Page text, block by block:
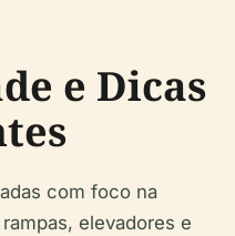
e Dicas
com foco na
elevadores e